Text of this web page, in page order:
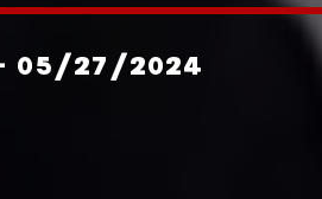
05/27/2024